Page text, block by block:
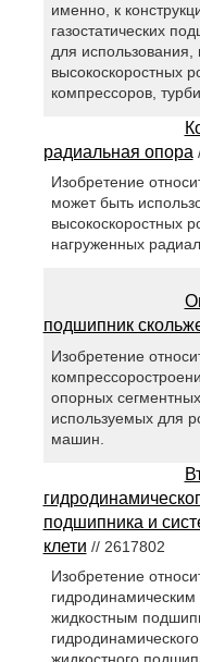
именно, к
газостатических
для использования,
высокоскоростных
компрессоров,
радиальная опора
Изобретение
может быть
высокоскоростных
нагруженных
подшипник
Изобретение
опорных
используемых для
машин.
подшипника и
клети // 2617802
Изобретение
гидродинамическим
жидкостным
жидкостного